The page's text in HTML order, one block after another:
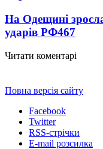
На Одещині
ударів РФ467
Читати коментарі
Повна версія сайту
Facebook
Twitter
RSS-стрічки
E-mail розсилка